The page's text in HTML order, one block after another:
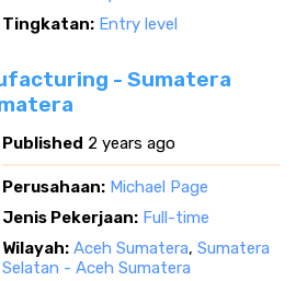
Tingkatan: Entry level
- Sumatera
Published 2 years ago
Perusahaan: Michael Page
Jenis Pekerjaan: Full-time
Wilayah: Aceh Sumatera, Sumatera
Selatan - Aceh Sumatera